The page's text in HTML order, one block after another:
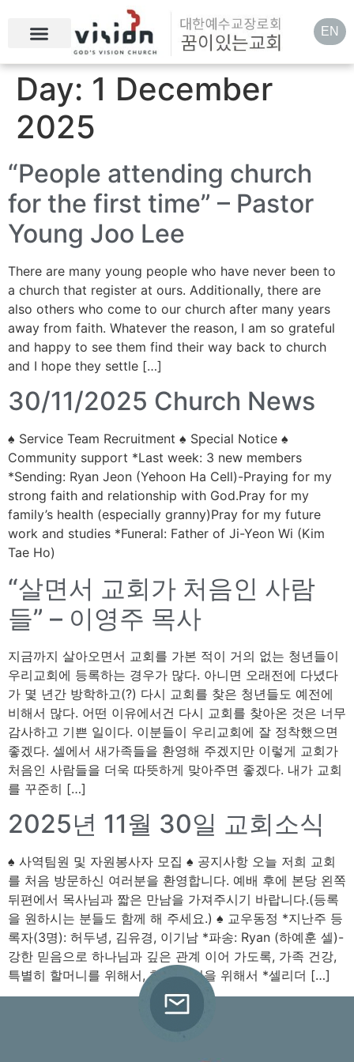
EN
Day: 1 December
2025
“People attending church
for the first time” – Pastor
Young Joo Lee
There are many young people who have never been to
a church that register at ours. Additionally, there are
also others who come to our church after many years
away from faith. Whatever the reason, I am so grateful
and happy to see them find their way back to church
and I hope they settle […]
30/11/2025 Church News
♠ Service Team Recruitment ♠ Special Notice ♠
Community support *Last week: 3 new members
*Sending: Ryan Jeon (Yehoon Ha Cell)-Praying for my
strong faith and relationship with God.Pray for my
family’s health (especially granny)Pray for my future
work and studies *Funeral: Father of Ji-Yeon Wi (Kim
Tae Ho)
“살면서 교회가 처음인 사람
들” – 이영주 목사
지금까지 살아오면서 교회를 가본 적이 거의 없는 청년들이
우리교회에 등록하는 경우가 많다. 아니면 오래전에 다녔다
가 몇 년간 방학하고(?) 다시 교회를 찾은 청년들도 예전에
비해서 많다. 어떤 이유에서건 다시 교회를 찾아온 것은 너무
감사하고 기쁜 일이다. 이분들이 우리교회에 잘 정착했으면
좋겠다. 셀에서 새가족들을 환영해 주겠지만 이렇게 교회가
처음인 사람들을 더욱 따뜻하게 맞아주면 좋겠다. 내가 교회
를 꾸준히 […]
2025년 11월 30일 교회소식
♠ 사역팀원 및 자원봉사자 모집 ♠ 공지사항 오늘 저희 교회
를 처음 방문하신 여러분을 환영합니다. 예배 후에 본당 왼쪽
뒤편에서 목사님과 짧은 만남을 가져주시기 바랍니다.(등록
을 원하시는 분들도 함께 해 주세요.) ♠ 교우동정 *지난주 등
록자(3명): 허두녕, 김유경, 이기남 *파송: Ryan (하예훈 셀)-
강한 믿음으로 하나님과 깊은 관계 이어 가도록, 가족 건강,
특별히 할머니를 위해서, 학업과 일을 위해서 *셀리더 […]